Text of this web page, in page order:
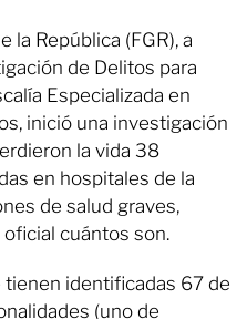
la República (FGR), a
de Delitos para
Especializada en
inició una investigación
la vida 38
en hospitales de la
de salud graves,
cuántos son.
tienen identificadas 67 de
(uno de